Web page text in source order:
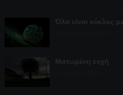
Όλα είναι κύκλος ρε
Ματωμένη ευχή